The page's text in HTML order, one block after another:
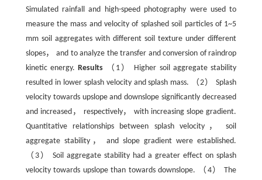
Simulated rainfall and high-speed photography were used to
measure the mass and velocity of splashed soil particles of 1~5
mm soil aggregates with different soil texture under different
slopes， and to analyze the transfer and conversion of raindrop
kinetic energy.Results （1） Higher soil aggregate stability
resulted in lower splash velocity and splash mass. （2） Splash
velocity towards upslope and downslope significantly decreased
and increased， respectively， with increasing slope gradient.
Quantitative relationships between splash velocity， soil
aggregate stability， and slope gradient were established.
（3） Soil aggregate stability had a greater effect on splash
velocity towards upslope than towards downslope. （4） The